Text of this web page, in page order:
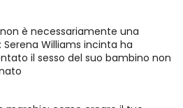
è necessariamente una
Serena Williams incinta ha
il sesso del suo bambino non